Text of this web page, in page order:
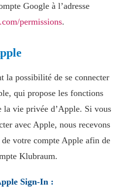
Google à l’adresse
permissions.
la possibilité de se connecter
qui propose les fonctions
la vie privée d’Apple. Si vous
avec Apple, nous recevons
votre compte Apple afin de
Klubraum.
Sign-In :